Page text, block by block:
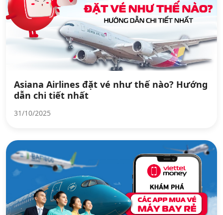
Asiana Airlines đặt vé như thế nào? Hướng
dẫn chi tiết nhất
31/10/2025